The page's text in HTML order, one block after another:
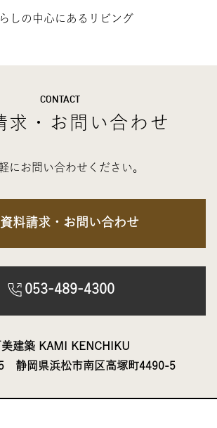
しの中心にあるリビング
CONTACT
求・お問い合わせ
にお問い合わせください。
資料請求・お問い合わせ
053-489-4300
美建築 KAMI KENCHIKU
静岡県浜松市南区高塚町4490-5